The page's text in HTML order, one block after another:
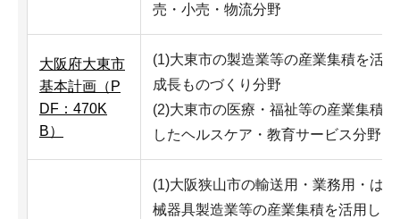
売・小売・物流分野
大阪府大東市
基本計画（P
DF：470K
B）
(1)大東市の製造業等の産業集積を活
成長ものづくり分野
(2)大東市の医療・福祉等の産業集積
したヘルスケア・教育サービス分野
(1)大阪狭山市の輸送用・業務用・は
械器具製造業等の産業集積を活用した